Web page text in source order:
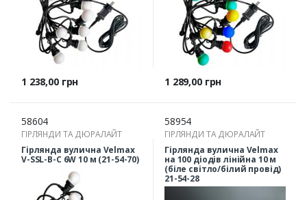
Ціна
1 238,00 грн Ціна
1 289,00 грн
58604
ГІРЛЯНДИ ТА ДЮРАЛАЙТ
Гірлянда вулична Velmax
V-SSL-B-С 6W 10 м (21-54-70)
58954
ГІРЛЯНДИ ТА ДЮРАЛАЙТ
Гірлянда вулична Velmax
на 100 діодів лінійна 10 м
(біле світло/білий провід)
21-54-28